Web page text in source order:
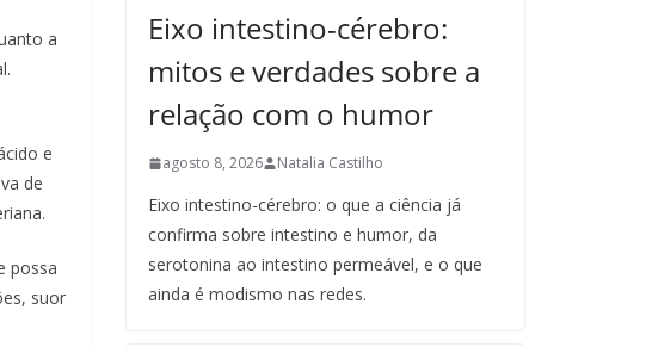
a
e
de
possa
suor
Eixo intestino-cérebro:
mitos e verdades sobre a
relação com o humor
agosto 8, 2026 Natalia Castilho
Eixo intestino-cérebro: o que a ciência já
confirma sobre intestino e humor, da
serotonina ao intestino permeável, e o que
ainda é modismo nas redes.